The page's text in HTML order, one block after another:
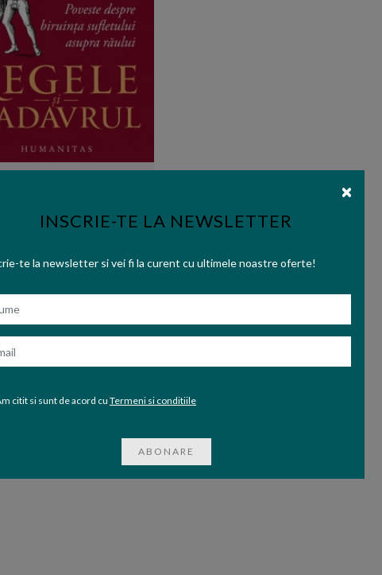
INSCRIE-TE LA NEWSLETTER
te la newsletter si vei fi la curent cu ultimele noastre oferte!
citit si sunt de acord cuTermeni si conditiile
ABONARE
sufletului asupra raului
49,00 lei
ADAUGA IN COS